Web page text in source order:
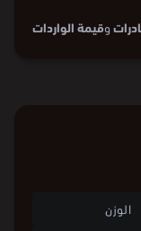
وقيمة الواردات
الوزن